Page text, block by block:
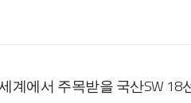
계에서 주목받을 국산SW 18